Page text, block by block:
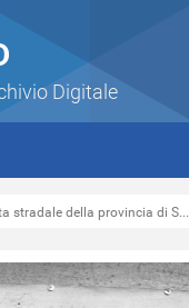
Digitale
stradale della provincia di S...